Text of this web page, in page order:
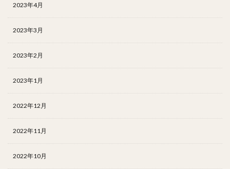
2023年4月
2023年3月
2023年2月
2023年1月
2022年12月
2022年11月
2022年10月